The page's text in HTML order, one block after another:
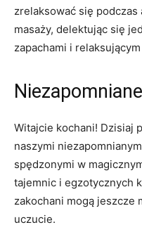
zrelaksować się
masaży, ⁤delektując się
zapachami i
Witajcie kochani! Dzisiaj
‍naszymi
spędzonymi w
tajemnic i egzotycznych
⁣zakochani mogą jeszcze
uczucie.